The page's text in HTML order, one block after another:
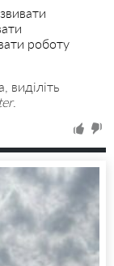
роботу
виділіть
.